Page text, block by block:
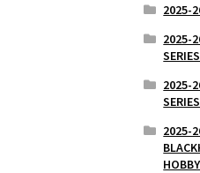
2025-
2025-
2025-
2025-